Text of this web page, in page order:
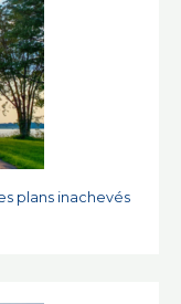
plans inachevés